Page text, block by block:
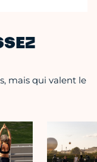
mais qui valent le